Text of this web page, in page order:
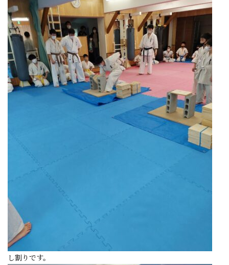
し割りです。